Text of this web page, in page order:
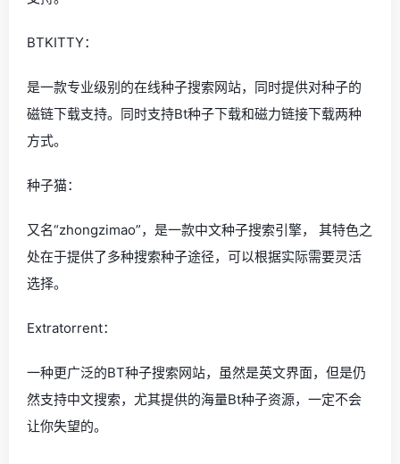
BTKITTY：
是一款专业级别的在线种子搜索网站，同时提供对种子的
磁链下载支持。同时支持Bt种子下载和磁力链接下载两种
方式。
种子猫：
又名“zhongzimao”，是一款中文种子搜索引擎， 其特色之
处在于提供了多种搜索种子途径，可以根据实际需要灵活
选择。
Extratorrent：
一种更广泛的BT种子搜索网站，虽然是英文界面，但是仍
然支持中文搜索，尤其提供的海量Bt种子资源，一定不会
让你失望的。